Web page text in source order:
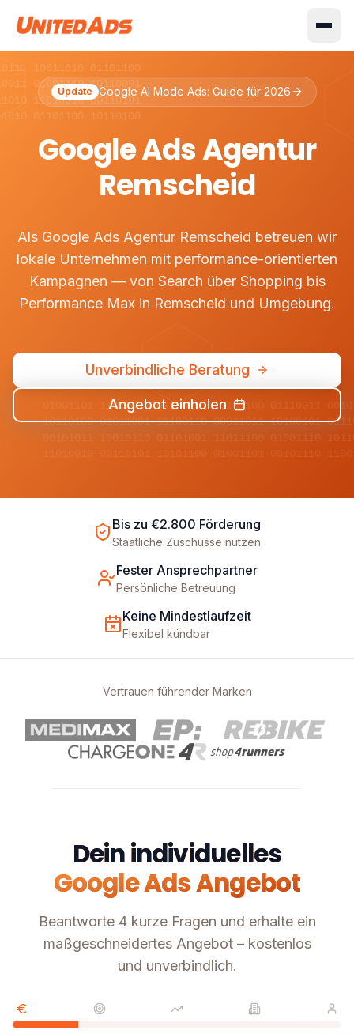
10011010 01101100
01001110 10110001
11010010 00110101
01101100 10110100
01001101 11010010 00110101 10101100 01110011
10110100 01011001 11100110 00011011 10100101
00101011 10010110 01101001 11011100 01001110
Update Google AI Mode Ads: Guide für 2026
Google Ads Agentur
Remscheid
Als Google Ads Agentur Remscheid betreuen wir
lokale Unternehmen mit performance-orientierten
Kampagnen — von Search über Shopping bis
Performance Max in Remscheid und Umgebung.
Unverbindliche Beratung
Angebot einholen
Bis zu €2.800 Förderung
Staatliche Zuschüsse nutzen
Fester Ansprechpartner
Persönliche Betreuung
Keine Mindestlaufzeit
Flexibel kündbar
Vertrauen führender Marken
Dein individuelles
Google Ads Angebot
Beantworte 4 kurze Fragen und erhalte ein
maßgeschneidertes Angebot – kostenlos
und unverbindlich.